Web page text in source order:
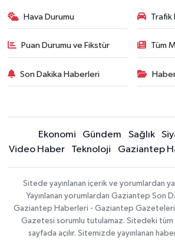
Hava Durumu Trafik
Puan Durumu ve Fikstür Tüm
Son Dakika Haberleri
Ekonomi Gündem Sağlık
Video Haber
Teknoloji Gaziantep
Sitede yayınlanan içerik ve yorumlardan
Yayınlanan yorumlardan Gaziantep Son
Gaziantep Haberleri - Gaziantep
Gazetesi sorumlu tutulamaz. Sitedeki tüm
sayfada açılır. Sitemizde yayınlanan